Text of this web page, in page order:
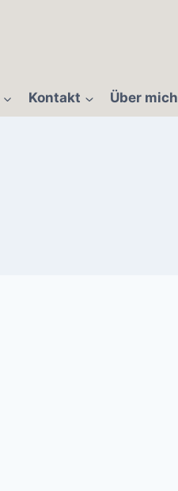
Kontakt Über mich